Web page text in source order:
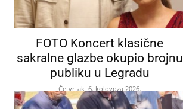
FOTO Koncert klasične
sakralne glazbe okupio brojnu
publiku u Legradu
Četvrtak, 6. kolovoza 2026.